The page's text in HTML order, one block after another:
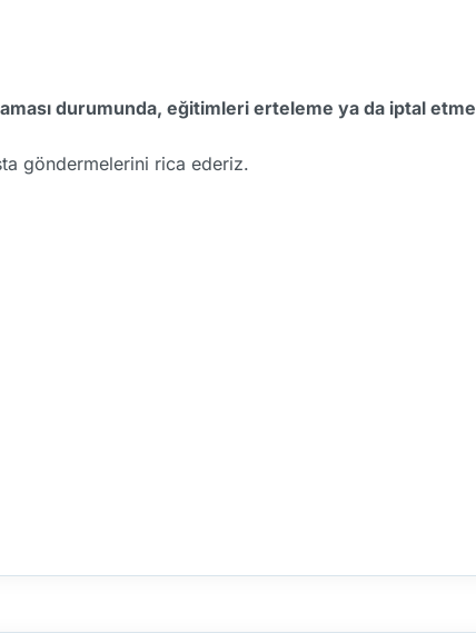
durumunda, eğitimleri erteleme ya da iptal etme
göndermelerini rica ederiz.